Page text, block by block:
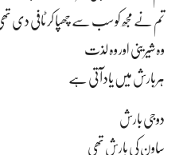
تم نے مجھ کو سب سے چھپا کر ٹافی دی تھی
وہ شیرینی اور وہ لذت
ہربارش میں یاد آتی ہے
دوجی بارش
ساون کی بارش تھی